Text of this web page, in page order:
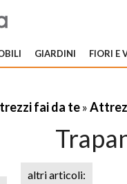
GIARDINI FIORI E
fai da te»
altri articoli: